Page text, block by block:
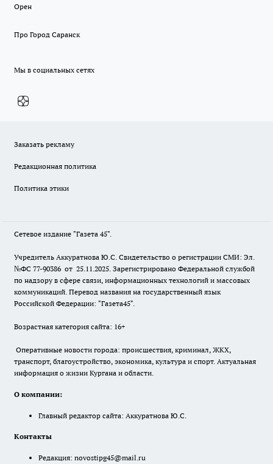
Орен
Про Город Саранск
Мы в социальных сетях
Заказать рекламу
Редакционная политика
Политика этики
Сетевое издание "Газета 45".
Учредитель Аккуратнова Ю.С. Свидетельство о регистрации СМИ: Эл.
№ФС 77-90386 от 25.11.2025. Зарегистрировано Федеральной службой
по надзору в сфере связи, информационных технологий и массовых
коммуникаций. Перевод названия на государственный язык
Российской Федерации: "Газета45".
Возрастная категория сайта: 16+
Оперативные новости города: происшествия, криминал, ЖКХ,
транспорт, благоустройство, экономика, культура и спорт. Актуальная
информация о жизни Кургана и области.
О компании:
Главный редактор сайта: Аккуратнова Ю.С.
Контакты
Редакция: novostipg45@mail.ru